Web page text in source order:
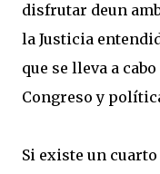
disfrutar deun
la Justicia
que se lleva a
Congreso y
Si existe un